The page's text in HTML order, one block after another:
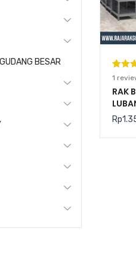
5.00
n
11
RAK
Rp
BESAR